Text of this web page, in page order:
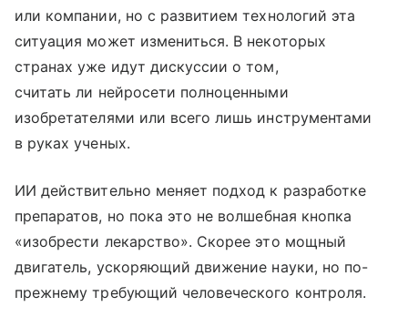
или компании, но с развитием технологий эта
ситуация может измениться. В некоторых
странах уже идут дискуссии о том,
считать ли нейросети полноценными
изобретателями или всего лишь инструментами
в руках ученых.
ИИ действительно меняет подход к разработке
препаратов, но пока это не волшебная кнопка
«изобрести лекарство». Скорее это мощный
двигатель, ускоряющий движение науки, но по-
прежнему требующий человеческого контроля.